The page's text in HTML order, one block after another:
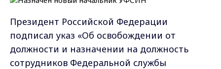
Президент Российской Федерации
подписал указ «Об освобождении от
должности и назначении на должность
сотрудников Федеральной службы